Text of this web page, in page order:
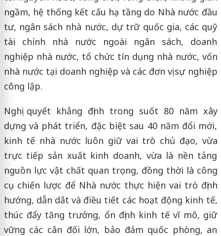
ngầm, hệ thống kết cấu hạ tầng do Nhà nước đầu
tư, ngân sách nhà nước, dự trữ quốc gia, các quỹ
tài chính nhà nước ngoài ngân sách, doanh
nghiệp nhà nước, tổ chức tín dụng nhà nước, vốn
nhà nước tại doanh nghiệp và các đơn vị sự nghiệp
công lập.
Nghị quyết khẳng định trong suốt 80 năm xây
dựng và phát triển, đặc biệt sau 40 năm đổi mới,
kinh tế nhà nước luôn giữ vai trò chủ đạo, vừa
trực tiếp sản xuất kinh doanh, vừa là nền tảng
nguồn lực vật chất quan trọng, đồng thời là công
cụ chiến lược để Nhà nước thực hiện vai trò định
hướng, dẫn dắt và điều tiết các hoạt động kinh tế,
thúc đẩy tăng trưởng, ổn định kinh tế vĩ mô, giữ
vững các cân đối lớn, bảo đảm quốc phòng, an